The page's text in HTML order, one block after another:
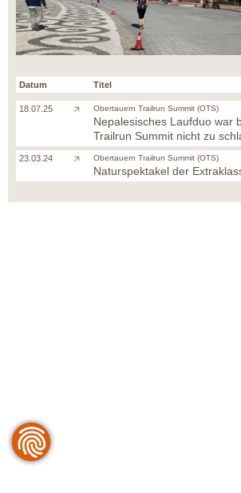
Datum Titel
18.07.25 Obertauern Trailrun Summit (OTS)
Nepalesisches Laufduo war
Trailrun Summit nicht zu
23.03.24 Obertauern Trailrun Summit (OTS)
Naturspektakel der